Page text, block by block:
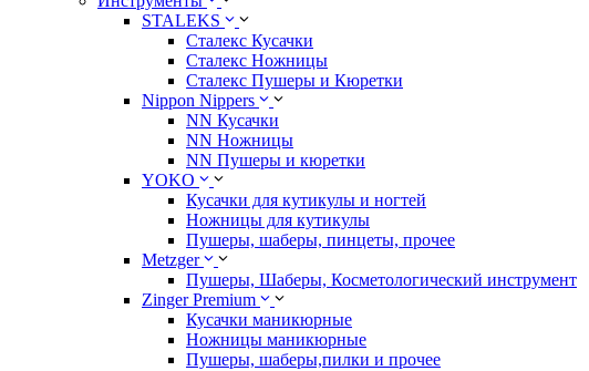
STALEKS
Сталекс Кусачки
Сталекс Ножницы
Сталекс Пушеры и Кюретки
Nippon Nippers
NN Кусачки
NN Ножницы
NN Пушеры и кюретки
YOKO
Кусачки для кутикулы и ногтей
Ножницы для кутикулы
Пушеры, шаберы, пинцеты, прочее
Metzger
Пушеры, Шаберы, Косметологический инструмент
Zinger Premium
Кусачки маникюрные
Ножницы маникюрные
Пушеры, шаберы,пилки и прочее